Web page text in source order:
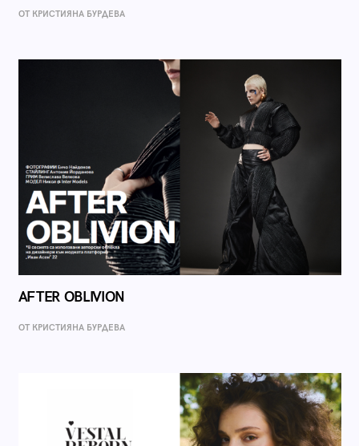
ОТ КРИСТИЯНА БУРДЕВА
AFTER OBLIVION
ОТ КРИСТИЯНА БУРДЕВА